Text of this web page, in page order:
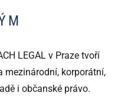
LEGAL v Praze tvoří
mezinárodní, korporátní,
i občanské právo.